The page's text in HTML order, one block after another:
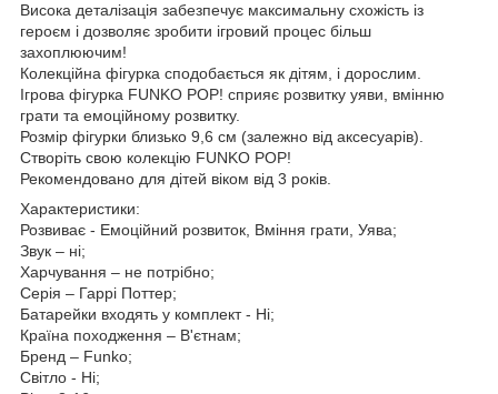
Висока деталізація забезпечує максимальну схожість із
героєм і дозволяє зробити ігровий процес більш
захоплюючим!
Колекційна фігурка сподобається як дітям, і дорослим.
Ігрова фігурка FUNKO POP! сприяє розвитку уяви, вмінню
грати та емоційному розвитку.
Розмір фігурки близько 9,6 см (залежно від аксесуарів).
Створіть свою колекцію FUNKO POP!
Рекомендовано для дітей віком від 3 років.
Характеристики:
Розвиває - Емоційний розвиток, Вміння грати, Уява;
Звук – ні;
Харчування – не потрібно;
Серія – Гаррі Поттер;
Батарейки входять у комплект - Ні;
Країна походження – В'єтнам;
Бренд – Funko;
Світло - Ні;